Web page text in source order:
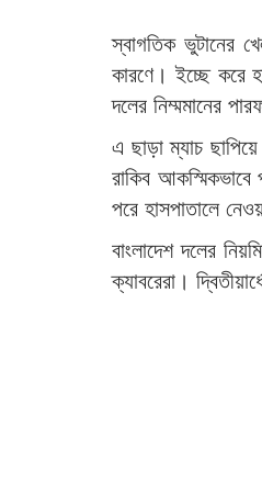
স্বাগতিক ভুটানের
কারণে। ইচ্ছে করে
দলের নিম্মমানের
এ ছাড়া ম্যাচ
রাকিব
পরে হাসপাতালে
বাংলাদেশ দলের
ক্যাবরেরা।